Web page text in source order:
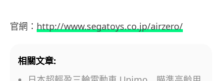
官網： http://www.segatoys.co.jp/airzero/
相關文章: